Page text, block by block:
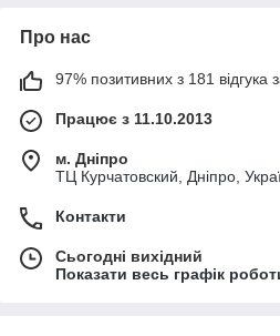
Про нас
97% позитивних з 181 відгука
Працює з 11.10.2013
м. Дніпро
ТЦ Курчатовский, Дніпро,
Контакти
Сьогодні вихідний
Показати весь графік